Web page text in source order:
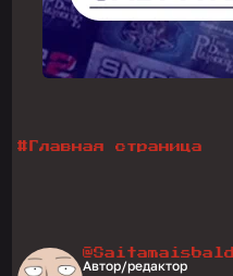
# Главная страница
@Saitamaisbald
Автор/редактор